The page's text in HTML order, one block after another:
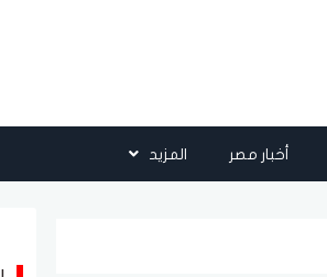
أخبار مصر المزيد